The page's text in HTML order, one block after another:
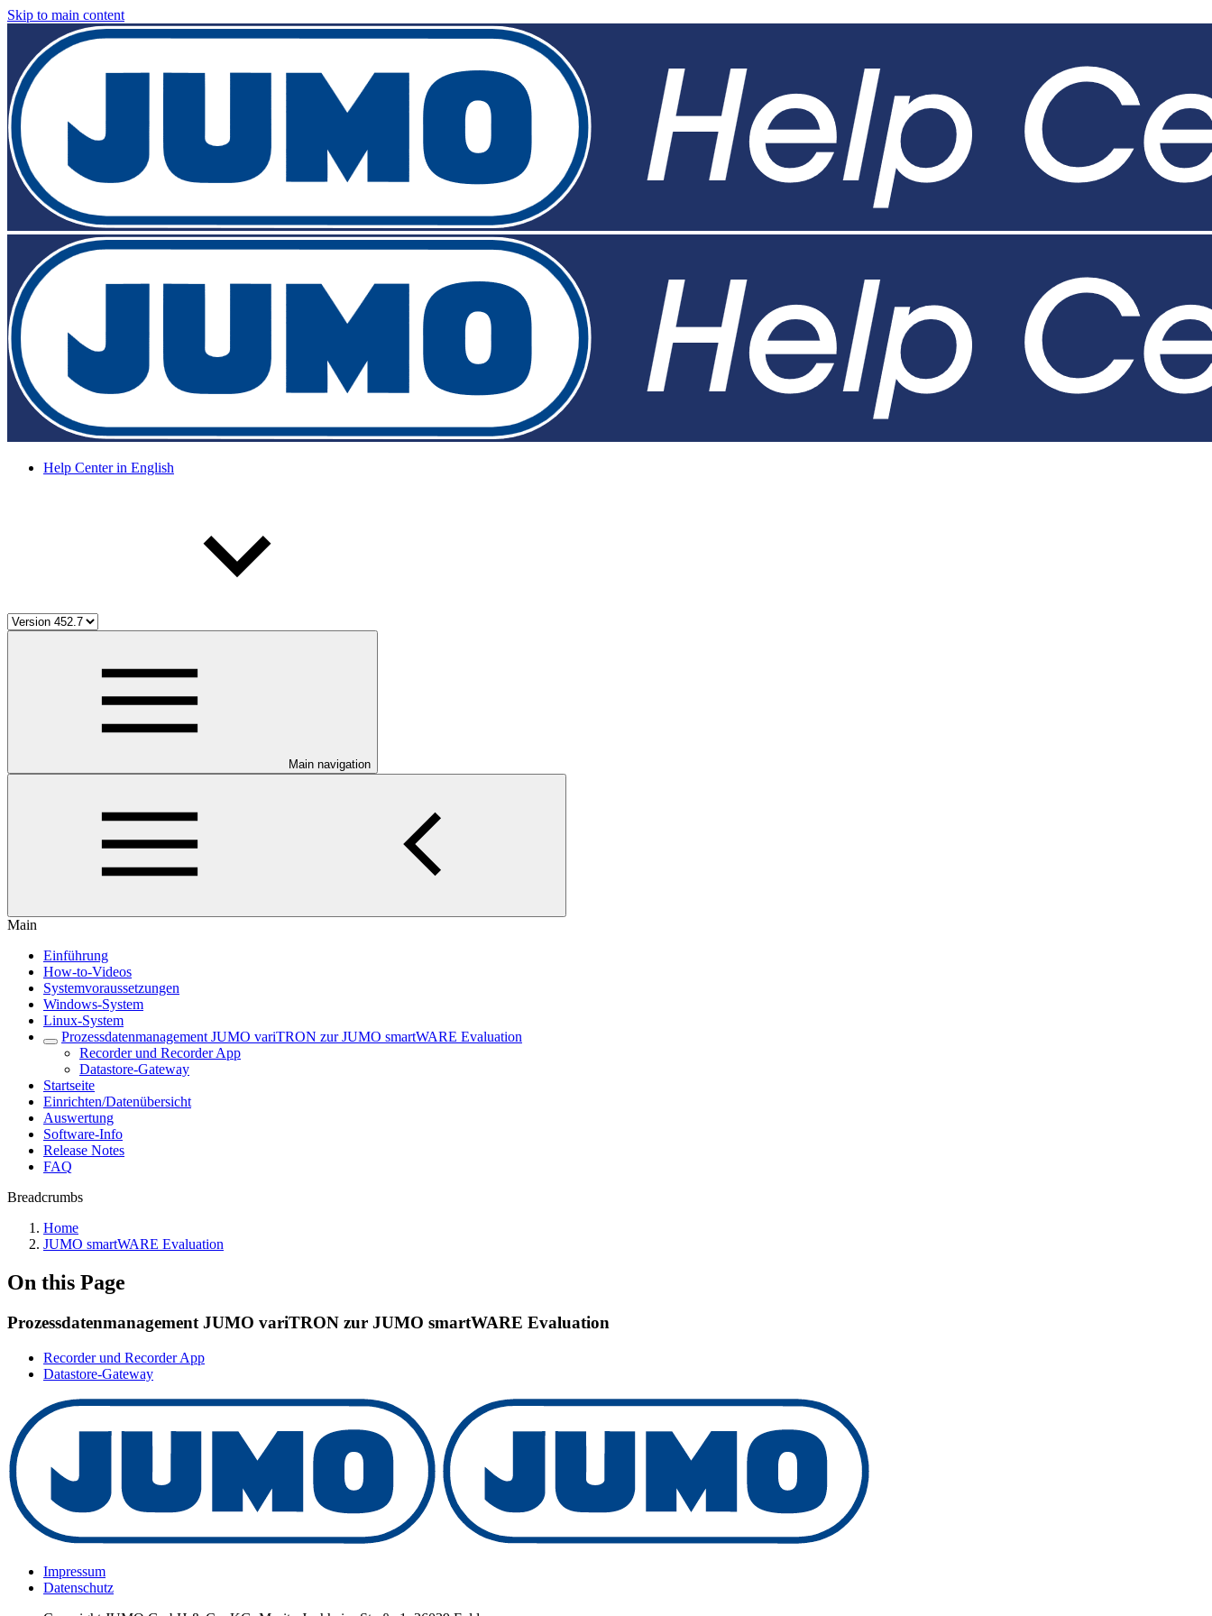
Skip to main content
Help Center in English
Main navigation
Main
Einführung
How-to-Videos
Systemvoraussetzungen
Windows-System
Linux-System
Prozessdatenmanagement JUMO variTRON zur JUMO smartWARE Evaluation
Recorder und Recorder App
Datastore-Gateway
Startseite
Einrichten/Datenübersicht
Auswertung
Software-Info
Release Notes
FAQ
Breadcrumbs
Home
JUMO smartWARE Evaluation
On this Page
Prozessdatenmanagement JUMO variTRON zur JUMO smartWARE Evaluation
Recorder und Recorder App
Datastore-Gateway
Impressum
Datenschutz